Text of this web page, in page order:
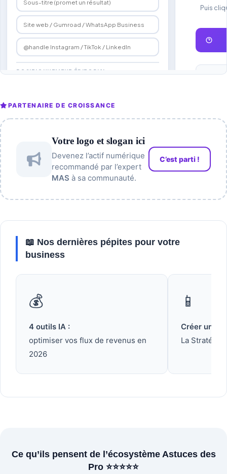
PARTENAIRE DE CROISSANCE
Votre logo et slogan ici
Devenez l’actif numérique
recommandé par l’expert
MAS à sa communauté.
C’est parti !
📖 Nos dernières pépites pour votre
business
💰
4 outils IA :
optimiser vos flux de revenus en
2026
📱
Créer une
La Stratégie
Ce qu’ils pensent de l’écosystème Astuces des
Pro ⭐⭐⭐⭐⭐